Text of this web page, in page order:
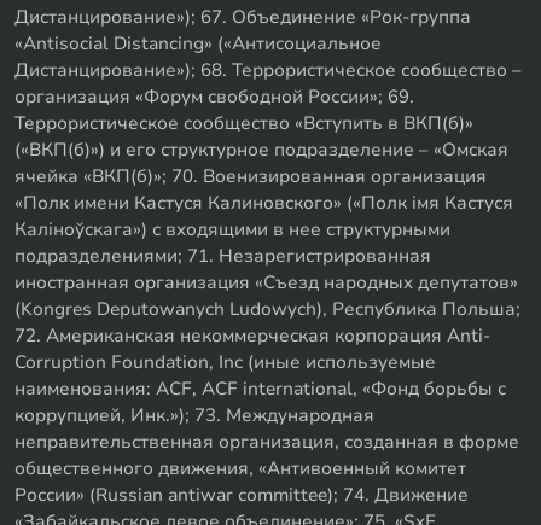
Дистанцирование»); 67. Объединение «Рок-группа
«Antisocial Distancing» («Антисоциальное
Дистанцирование»); 68. Террористическое сообщество –
организация «Форум свободной России»; 69.
Террористическое сообщество «Вступить в ВКП(б)»
(«ВКП(б)») и его структурное подразделение – «Омская
ячейка «ВКП(б)»; 70. Военизированная организация
«Полк имени Кастуся Калиновского» («Полк iмя Кастуся
Калiноўскага») с входящими в нее структурными
подразделениями; 71. Незарегистрированная
иностранная организация «Съезд народных депутатов»
(Kongres Deputowanych Ludowych), Республика Польша;
72. Американская некоммерческая корпорация Anti-
Corruption Foundation, Inc (иные используемые
наименования: ACF, ACF international, «Фонд борьбы с
коррупцией, Инк.»); 73. Международная
неправительственная организация, созданная в форме
общественного движения, «Антивоенный комитет
России» (Russian antiwar committee); 74. Движение